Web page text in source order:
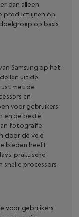
dan alleen
productlijnen op
op basis
Samsung op het
uit de
met de
en
voor gebruikers
en de beste
fotografie,
door de vele
bieden heeft.
praktische
snelle processors
voor gebruikers